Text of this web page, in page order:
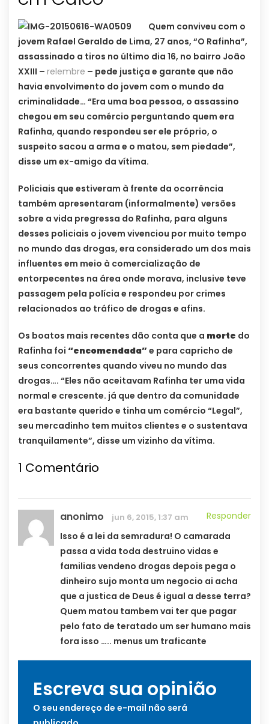
Quem conviveu com o
jovem Rafael Geraldo de Lima, 27 anos, “O Rafinha”,
assassinado a tiros no último dia 16, no bairro João
XXIII – relembre – pede justiça e garante que não
havia envolvimento do jovem com o mundo da
criminalidade… “Era uma boa pessoa, o assassino
chegou em seu comércio perguntando quem era
Rafinha, quando respondeu ser ele próprio, o
suspeito sacou a arma e o matou, sem piedade”,
disse um ex-amigo da vítima.
Policiais que estiveram à frente da ocorrência
também apresentaram (informalmente) versões
sobre a vida pregressa do Rafinha, para alguns
desses policiais o jovem vivenciou por muito tempo
no mundo das drogas, era considerado um dos mais
influentes em meio à comercialização de
entorpecentes na área onde morava, inclusive teve
passagem pela polícia e respondeu por crimes
relacionados ao tráfico de drogas e afins.
Os boatos mais recentes dão conta que a morte do
Rafinha foi “encomendada”e para capricho de
seus concorrentes quando viveu no mundo das
drogas…. “Eles não aceitavam Rafinha ter uma vida
normal e crescente. já que dentro da comunidade
era bastante querido e tinha um comércio “Legal”,
seu mercadinho tem muitos clientes e o sustentava
tranquilamente”, disse um vizinho da vítima.
1 Comentário
anonimo jun 6, 2015, 1:37 am
Responder
Isso é a lei da semradura! O camarada
passa a vida toda destruino vidas e
familias vendeno drogas depois pega o
dinheiro sujo monta um negocio ai acha
que a justica de Deus é igual a desse terra?
Quem matou tambem vai ter que pagar
pelo fato de teratado um ser humano mais
fora isso ….. menus um traficante
Escreva sua opinião
O seu endereço de e-mail não será